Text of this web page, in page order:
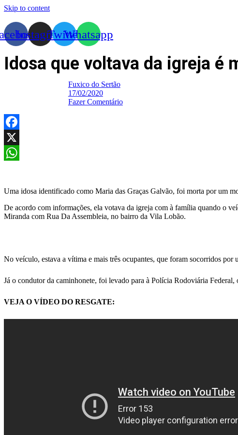
Skip to content
InstagramTwitterWhatsapp
Idosa que voltava da igreja
Fuxico do Sertão
17/02/2020
Fazer Comentário
Facebook
X
Uma idosa identificado como Maria das Graças Galvão, foi morta por um
De acordo com informações, ela votava da igreja com à família quando o
Miranda com Rua Da Assembleia, no bairro da Vila Lobão.
No veículo, estava a vítima e mais três ocupantes, que foram socorridos
Já o condutor da caminhonete, foi levado para à Polícia Rodoviária
VEJA O VÍDEO DO RESGATE: